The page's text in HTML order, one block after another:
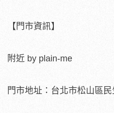
【門市資訊】
附近 by plain-me
門市地址：台北市松山區